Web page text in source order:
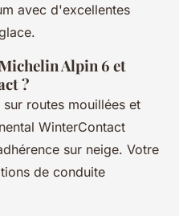
avec d'excellentes
Alpin 6 et
?
sur routes mouillées et
WinterContact
sur neige. Votre
de conduite